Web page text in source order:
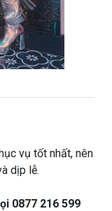
vụ tốt nhất, nên
dịp lễ.
0877 216 599